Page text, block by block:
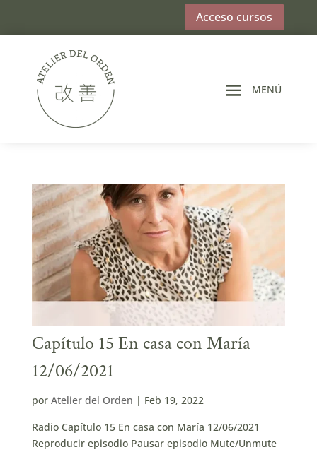
Acceso cursos
Capítulo 15 En casa con María
12/06/2021
por Atelier del Orden | Feb 19, 2022
Radio Capítulo 15 En casa con María 12/06/2021
Reproducir episodio Pausar episodio Mute/Unmute